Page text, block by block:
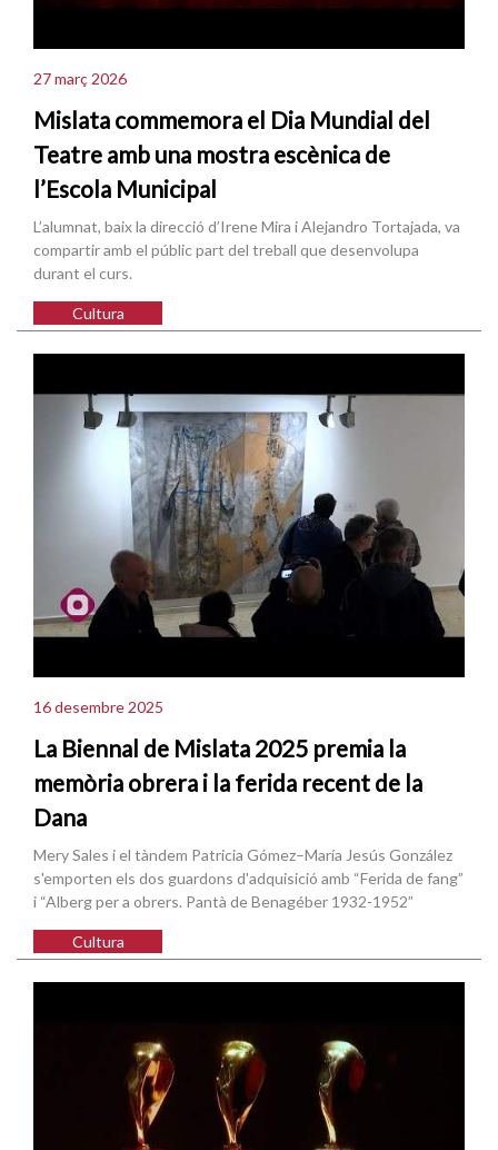
27 març 2026
Mislata commemora el Dia Mundial del
Teatre amb una mostra escènica de
l’Escola Municipal
L’alumnat, baix la direcció d’Irene Mira i Alejandro Tortajada, va
compartir amb el públic part del treball que desenvolupa
durant el curs.
Cultura
16 desembre 2025
La Biennal de Mislata 2025 premia la
memòria obrera i la ferida recent de la
Dana
Mery Sales i el tàndem Patricia Gómez–María Jesús González
s'emporten els dos guardons d'adquisició amb “Ferida de fang”
i “Alberg per a obrers. Pantà de Benagéber 1932-1952”
Cultura